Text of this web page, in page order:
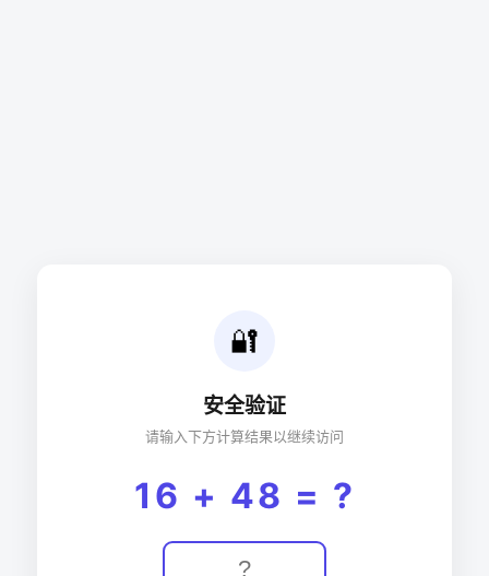
🔐
安全验证
请输入下方计算结果以继续访问
16 + 48 = ?